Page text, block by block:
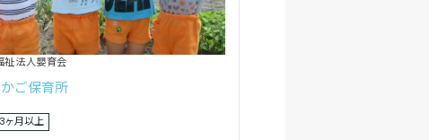
営利活動法人障害福祉支援もえぎ
ンター
日120日以上